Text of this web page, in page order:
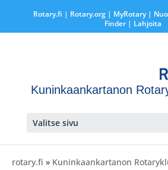
Rotary.fi | Rotary.org| MyRotary |
Finder| Lahjoita
Kuninkaankartanon
Valitse sivu
rotary.fi » Kuninkaankartanon